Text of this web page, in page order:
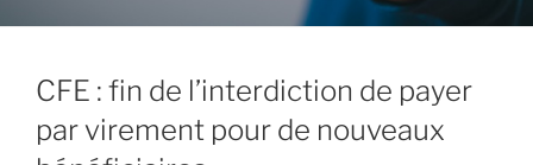
CFE : fin de l’interdiction de payer
par virement pour de nouveaux